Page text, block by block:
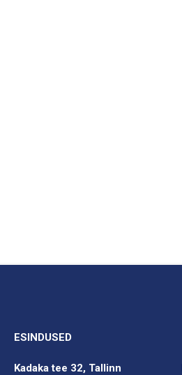
ESINDUSED
Kadaka tee 32, Tallinn